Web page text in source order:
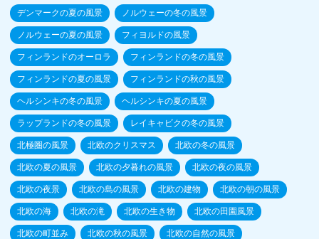
デンマークの夏の風景 ノルウェーの冬の風景
ノルウェーの夏の風景 フィヨルドの風景
フィンランドのオーロラ フィンランドの冬の風景
フィンランドの夏の風景 フィンランドの秋の風景
ヘルシンキの冬の風景 ヘルシンキの夏の風景
ラップランドの冬の風景 レイキャビクの冬の風景
北極圏の風景 北欧のクリスマス 北欧の冬の風景
北欧の夏の風景 北欧の夕暮れの風景 北欧の夜の風景
北欧の夜景 北欧の島の風景 北欧の建物 北欧の朝の風景
北欧の海 北欧の滝 北欧の生き物 北欧の田園風景
北欧の町並み 北欧の秋の風景 北欧の自然の風景